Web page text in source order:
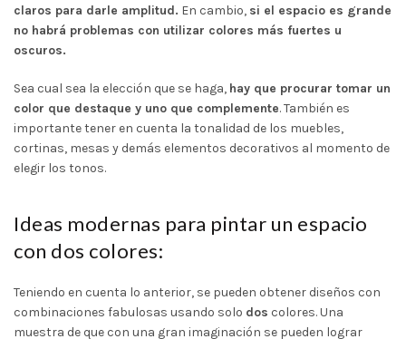
claros para darle amplitud. En cambio, si el espacio es grande
no habrá problemas con utilizar colores más fuertes u
oscuros.
Sea cual sea la elección que se haga, hay que procurar tomar un
color que destaque y uno que complemente. También es
importante tener en cuenta la tonalidad de los muebles,
cortinas, mesas y demás elementos decorativos al momento de
elegir los tonos.
Ideas modernas para pintar un espacio
con dos colores:
Teniendo en cuenta lo anterior, se pueden obtener diseños con
combinaciones fabulosas usando solo dos colores. Una
muestra de que con una gran imaginación se pueden lograr